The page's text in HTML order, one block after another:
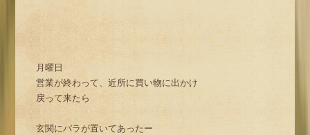
月曜日
営業が終わって、近所に買い物に出かけ
戻って来たら
玄関にバラが置いてあったー